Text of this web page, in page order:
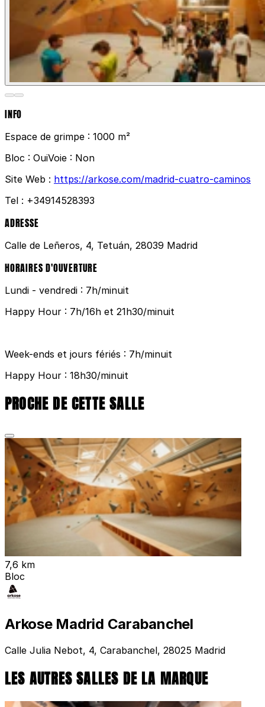
INFO
Espace de grimpe : 1000 m²
Bloc : OuiVoie : Non
Site Web : https://arkose.com/madrid-cuatro-caminos
Tel : +34914528393
ADRESSE
Calle de Leñeros, 4, Tetuán, 28039 Madrid
HORAIRES D'OUVERTURE
Lundi - vendredi : 7h/minuit
Happy Hour : 7h/16h et 21h30/minuit
Week-ends et jours fériés : 7h/minuit
Happy Hour : 18h30/minuit
PROCHE DE CETTE SALLE
7,6 km
Bloc
Arkose Madrid Carabanchel
Calle Julia Nebot, 4, Carabanchel, 28025 Madrid
LES AUTRES SALLES DE LA MARQUE